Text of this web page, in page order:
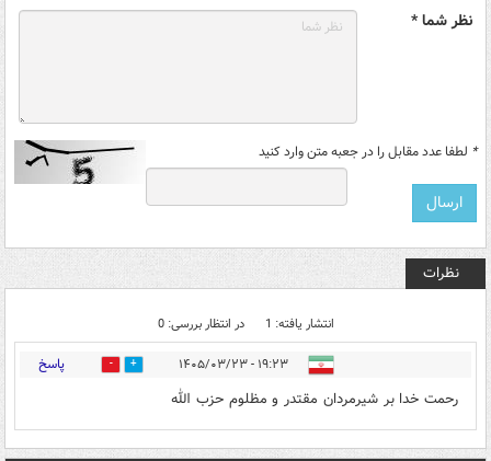
نظر شما *
* لطفا عدد مقابل را در جعبه متن وارد کنید
نظرات
انتشار یافته: 1 در انتظار بررسی: 0
۱۹:۲۳ - ۱۴۰۵/۰۳/۲۳ 1 پاسخ
رحمت خدا بر شیرمردان مقتدر و مظلوم حزب الله